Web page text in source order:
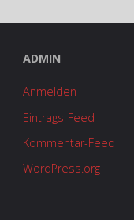
ADMIN
Anmelden
Eintrags-Feed
Kommentar-Feed
WordPress.org